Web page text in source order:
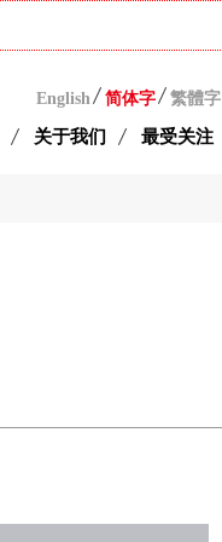
English 简体字 繁體字
关于我们 最受关注